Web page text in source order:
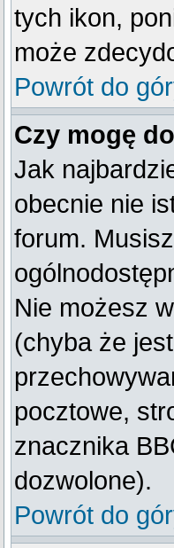
tych ikon,
może
Powrót do
Czy mogę
Jak
obecnie nie
forum.
Nie możesz
(chyba że
pocztowe,
znacznika
dozwolone).
Powrót do